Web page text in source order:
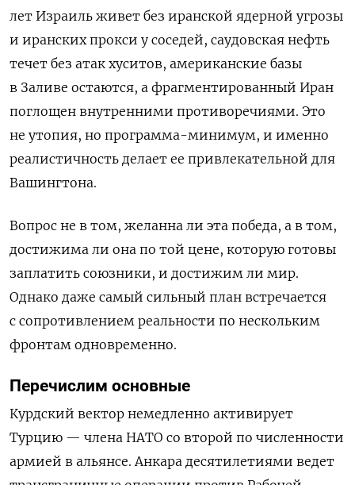
лет Израиль живет без иранской ядерной угрозы
и иранских прокси у соседей, саудовская нефть
течет без атак хуситов, американские базы
в Заливе остаются, а фрагментированный Иран
поглощен внутренними противоречиями. Это
не утопия, но программа-минимум, и именно
реалистичность делает ее привлекательной для
Вашингтона.
Вопрос не в том, желанна ли эта победа, а в том,
достижима ли она по той цене, которую готовы
заплатить союзники, и достижим ли мир.
Однако даже самый сильный план встречается
с сопротивлением реальности по нескольким
фронтам одновременно.
Перечислим основные
Курдский вектор немедленно активирует
Турцию — члена НАТО со второй по численности
армией в альянсе. Анкара десятилетиями ведет